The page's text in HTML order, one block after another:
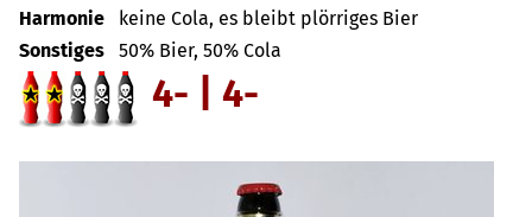
Harmonie
keine Cola, es bleibt plörriges Bier
Sonstiges
50% Bier, 50% Cola
4- | 4-